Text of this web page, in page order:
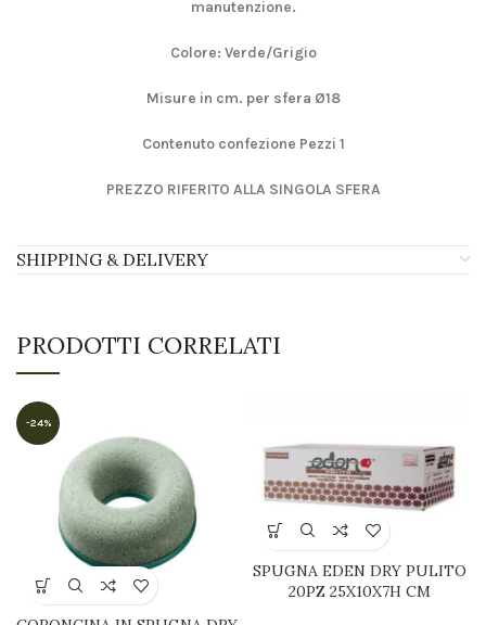
manutenzione.
Colore: Verde/Grigio
Misure in cm. per sfera Ø18
Contenuto confezione Pezzi 1
PREZZO RIFERITO ALLA SINGOLA SFERA
SHIPPING & DELIVERY
PRODOTTI CORRELATI
-24%
SPUGNA EDEN DRY PULITO
20PZ 25X10X7H CM